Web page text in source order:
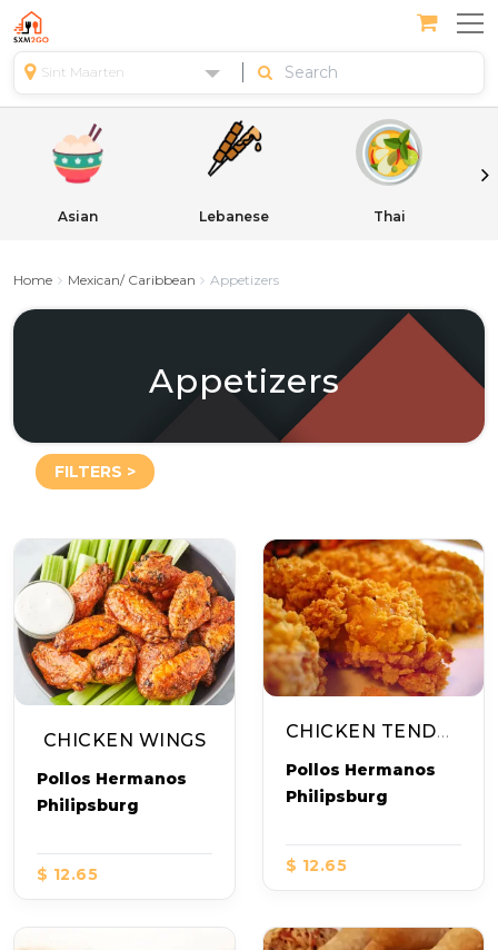
Sint Maarten
Asian Lebanese Thai
Home Mexican/ Caribbean Appetizers
Appetizers
FILTERS >
CHICKEN WINGS
Pollos Hermanos
Philipsburg
$ 12.65
CHICKEN TENDERS
Pollos Hermanos
Philipsburg
$ 12.65